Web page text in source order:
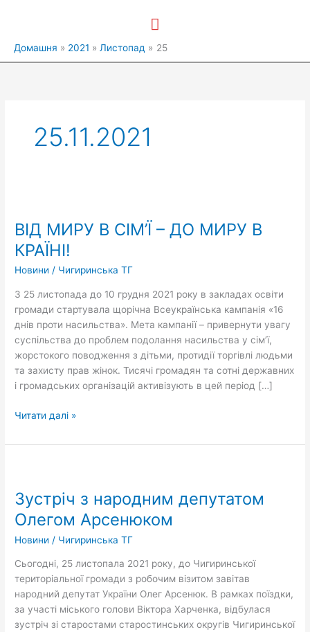
Головне
меню
Домашня 2021 Листопад 25
25.11.2021
ВІД МИРУ В СІМ’Ї – ДО МИРУ В
КРАЇНІ!
Новини / Чигиринська ТГ
З 25 листопада до 10 грудня 2021 року в закладах освіти
громади стартувала щорічна Всеукраїнська кампанія «16
днів проти насильства». Мета кампанії – привернути увагу
суспільства до проблем подолання насильства у сім’ї,
жорстокого поводження з дітьми, протидії торгівлі людьми
та захисту прав жінок. Тисячі громадян та сотні державних
і громадських організацій активізують в цей період […]
В
СІМ’Ї
–
ДО
КРАЇНІ!
Читати далі »
Зустріч з народним депутатом
Олегом Арсенюком
Новини / Чигиринська ТГ
Сьогодні, 25 листопала 2021 року, до Чигиринської
територіальної громади з робочим візитом завітав
народний депутат України Олег Арсенюк. В рамках поїздки,
за участі міського голови Віктора Харченка, відбулася
зустріч зі старостами старостинських округів Чигиринської
народним
депутатом
Олегом
Арсенюком